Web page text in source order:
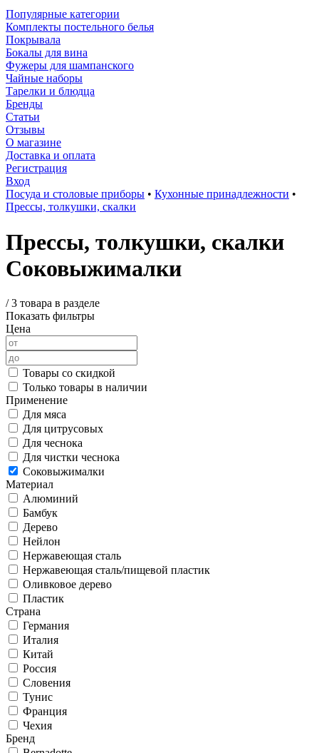
Популярные категории
Комплекты постельного белья
Покрывала
Бокалы для вина
Фужеры для шампанского
Чайные наборы
Тарелки и блюдца
Бренды
Статьи
Отзывы
О магазине
Доставка и оплата
Регистрация
Вход
Посуда и столовые приборы • Кухонные принадлежности •
Прессы, толкушки, скалки
Прессы, толкушки, скалки
Соковыжималки
/3 товара в разделе
Показать фильтры
Цена
Товары со скидкой
Только товары в наличии
Применение
Для мяса
Для цитрусовых
Для чеснока
Для чистки чеснока
Соковыжималки
Материал
Алюминий
Бамбук
Дерево
Нейлон
Нержавеющая сталь
Нержавеющая сталь/пищевой пластик
Оливковое дерево
Пластик
Страна
Германия
Италия
Китай
Россия
Словения
Тунис
Франция
Чехия
Бренд